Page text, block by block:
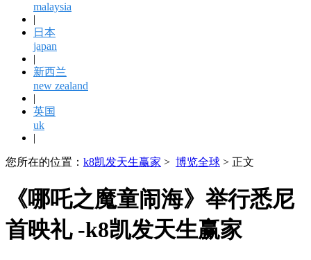
malaysia
|
日本
japan
|
新西兰
new zealand
|
英国
uk
|
您所在的位置： k8凯发天生赢家 > 博览全球 > 正文
《哪吒之魔童闹海》举行悉尼
首映礼 -k8凯发天生赢家